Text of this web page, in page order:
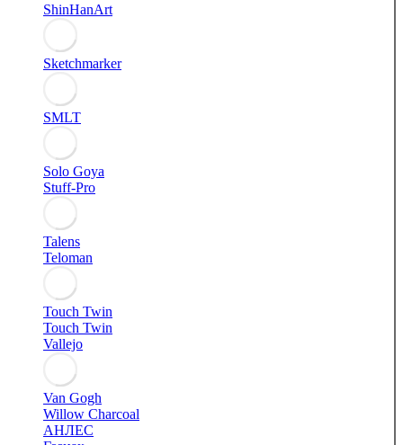
ShinHanArt
Sketchmarker
SMLT
Solo Goya
Stuff-Pro
Talens
Teloman
Touch Twin
Touch Twin
Vallejo
Van Gogh
Willow Charcoal
АНЛЕС